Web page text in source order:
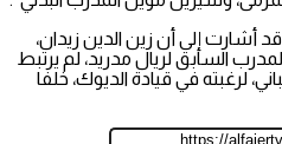
أشارت إلى أن زين الدين زيدان،
السابق لريال مدريد، لم يرتبط
لرغبته في قيادة الديوك، خلفا